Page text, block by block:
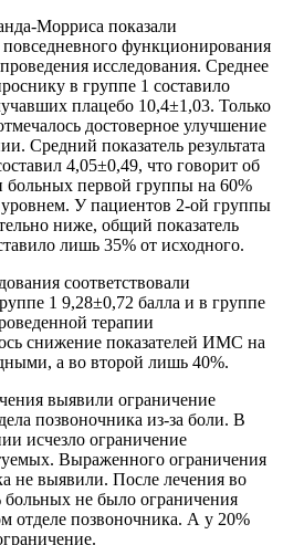
Морриса показали
повседневного функционирования
исследования. Среднее
в группе 1 составило
плацебо 10,4±1,03. Только
достоверное улучшение
Cредний показатель результата
4,05±0,49, что говорит об
больных первой группы на 60%
У пациентов 2-ой группы
ниже, общий показатель
лишь 35% от исходного.
соответствовали
1 9,28±0,72 балла и в группе
терапии
снижение показателей ИМС на
а во второй лишь 40%.
выявили ограничение
позвоночника из-за боли. В
исчезло ограничение
Выраженного ограничения
не выявили. После лечения во
не было ограничения
отделе позвоночника. А у 20%